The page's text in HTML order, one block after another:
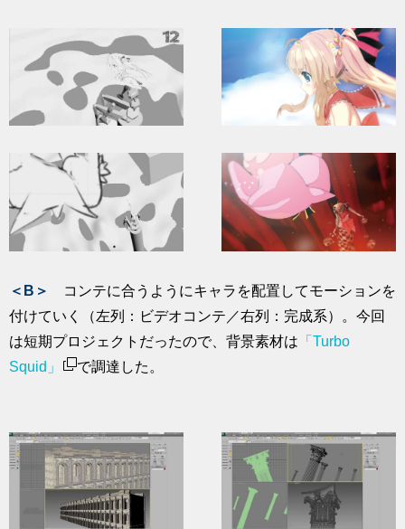
＜B＞
コンテに合うようにキャラを配置してモーションを
付けていく（左列：ビデオコンテ／右列：完成系）。今回
は短期プロジェクトだったので、背景素材は 「Turbo
Squid」
で調達した。